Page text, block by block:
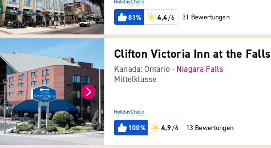
81% 4,4/6 31 Bewertungen
Clifton Victoria Inn at the Falls
Kanada: Ontario - Niagara Falls
Mittelklasse
100% 4,9/6 13 Bewertungen